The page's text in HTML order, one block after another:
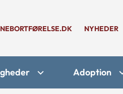
NYHEDER
Adoption